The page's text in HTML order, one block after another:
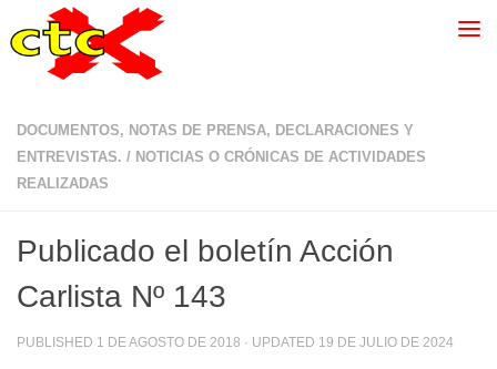
DOCUMENTOS, NOTAS DE PRENSA, DECLARACIONES Y
ENTREVISTAS. / NOTICIAS O CRÓNICAS DE ACTIVIDADES
REALIZADAS
Publicado el boletín Acción
Carlista Nº 143
PUBLISHED 1 DE AGOSTO DE 2018 · UPDATED 19 DE JULIO DE 2024